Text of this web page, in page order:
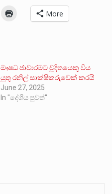
More
ඖෂධ ජාවාරමට චූදිතයෙකු විය
යුතු රනිල් සාක්ෂිකරුවෙක් කරයි
June 27, 2025
In "දේශීය පුවත්"